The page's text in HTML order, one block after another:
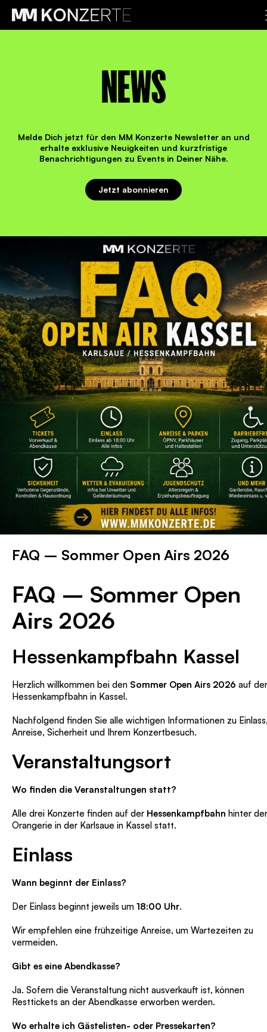
NEWS
Melde Dich jetzt für den MM Konzerte Newsletter an und
erhalte exklusive Neuigkeiten und kurzfristige
Benachrichtigungen zu Events in Deiner Nähe.
Jetzt abonnieren
FAQ – Sommer Open Airs 2026
FAQ – Sommer Open
Airs 2026
Hessenkampfbahn Kassel
Herzlich willkommen bei den Sommer Open Airs 2026 auf der
Hessenkampfbahn in Kassel.
Nachfolgend finden Sie alle wichtigen Informationen zu
Anreise, Sicherheit und Ihrem Konzertbesuch.
Veranstaltungsort
Wo finden die Veranstaltungen statt?
Alle drei Konzerte finden auf der Hessenkampfbahn hinter der
Orangerie in der Karlsaue in Kassel statt.
Einlass
Wann beginnt der Einlass?
Der Einlass beginnt jeweils um 18:00 Uhr.
Wir empfehlen eine frühzeitige Anreise, um Wartezeiten zu
vermeiden.
Gibt es eine Abendkasse?
Ja. Sofern die Veranstaltung nicht ausverkauft ist, können
Resttickets an der Abendkasse erworben werden.
Wo erhalte ich Gästelisten- oder Pressekarten?